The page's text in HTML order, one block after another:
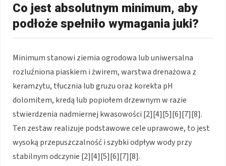
Co jest absolutnym minimum, aby
podłoże spełniło wymagania juki?
Minimum stanowi ziemia ogrodowa lub uniwersalna
rozluźniona piaskiem i żwirem, warstwa drenażowa z
keramzytu, tłucznia lub gruzu oraz korekta pH
dolomitem, kredą lub popiołem drzewnym w razie
stwierdzenia nadmiernej kwasowości [2][4][5][6][7][8].
Ten zestaw realizuje podstawowe cele uprawowe, to jest
wysoką przepuszczalność i szybki odpływ wody przy
stabilnym odczynie [2][4][5][6][7][8].